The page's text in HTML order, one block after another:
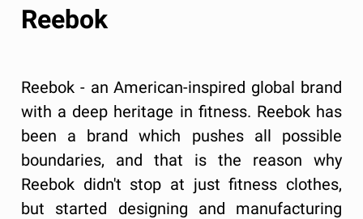
Reebok
Reebok - an American-inspired global brand
with a deep heritage in fitness. Reebok has
been a brand which pushes all possible
boundaries, and that is the reason why
Reebok didn't stop at just fitness clothes,
but started designing and manufacturing